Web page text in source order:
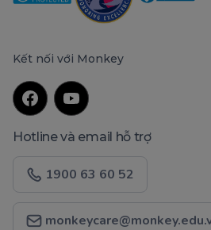
Kết nối với Monkey
Hotline và email hỗ trợ
1900 63 60 52